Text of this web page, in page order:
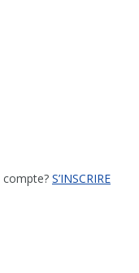
compte? S’INSCRIRE